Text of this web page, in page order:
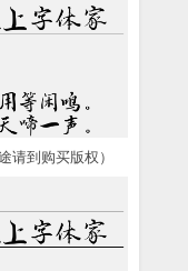
请到购买版权）